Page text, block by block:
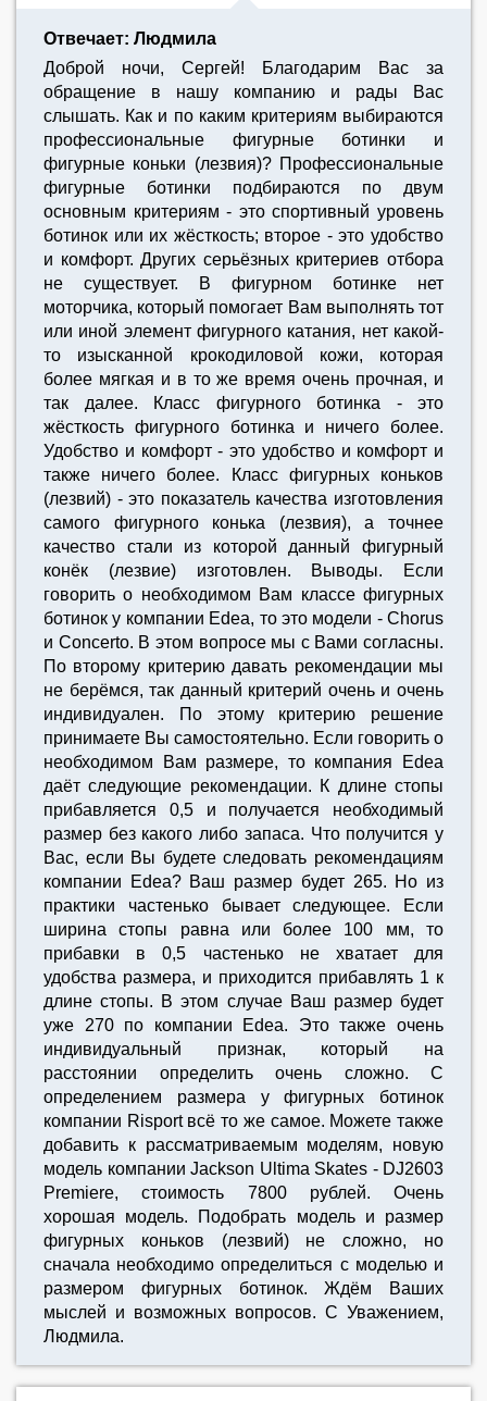
Отвечает: Людмила
Доброй ночи, Сергей! Благодарим Вас за
обращение в нашу компанию и рады Вас
слышать. Как и по каким критериям выбираются
профессиональные фигурные ботинки и
фигурные коньки (лезвия)? Профессиональные
фигурные ботинки подбираются по двум
основным критериям - это спортивный уровень
ботинок или их жёсткость; второе - это удобство
и комфорт. Других серьёзных критериев отбора
не существует. В фигурном ботинке нет
моторчика, который помогает Вам выполнять тот
или иной элемент фигурного катания, нет какой-
то изысканной крокодиловой кожи, которая
более мягкая и в то же время очень прочная, и
так далее. Класс фигурного ботинка - это
жёсткость фигурного ботинка и ничего более.
Удобство и комфорт - это удобство и комфорт и
также ничего более. Класс фигурных коньков
(лезвий) - это показатель качества изготовления
самого фигурного конька (лезвия), а точнее
качество стали из которой данный фигурный
конёк (лезвие) изготовлен. Выводы. Если
говорить о необходимом Вам классе фигурных
ботинок у компании Edea, то это модели - Chorus
и Сoncerto. В этом вопросе мы с Вами согласны.
По второму критерию давать рекомендации мы
не берёмся, так данный критерий очень и очень
индивидуален. По этому критерию решение
принимаете Вы самостоятельно. Если говорить о
необходимом Вам размере, то компания Edea
даёт следующие рекомендации. К длине стопы
прибавляется 0,5 и получается необходимый
размер без какого либо запаса. Что получится у
Вас, если Вы будете следовать рекомендациям
компании Edea? Ваш размер будет 265. Но из
практики частенько бывает следующее. Если
ширина стопы равна или более 100 мм, то
прибавки в 0,5 частенько не хватает для
удобства размера, и приходится прибавлять 1 к
длине стопы. В этом случае Ваш размер будет
уже 270 по компании Edea. Это также очень
индивидуальный признак, который на
расстоянии определить очень сложно. С
определением размера у фигурных ботинок
компании Risport всё то же самое. Можете также
добавить к рассматриваемым моделям, новую
модель компании Jackson Ultima Skates - DJ2603
Premiere, стоимость 7800 рублей. Очень
хорошая модель. Подобрать модель и размер
фигурных коньков (лезвий) не сложно, но
сначала необходимо определиться с моделью и
размером фигурных ботинок. Ждём Ваших
мыслей и возможных вопросов. С Уважением,
Людмила.